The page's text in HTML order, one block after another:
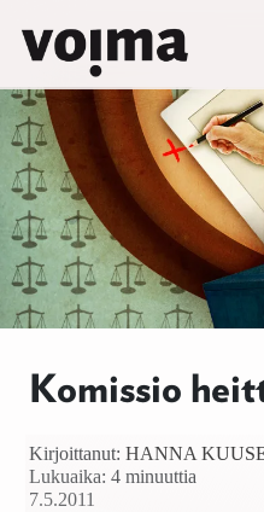
Siirry sisältöön
Päävalikko
Komissio
7.5.2011
Kirjoittanut: HANNA
Lukuaika: 4 minuuttia